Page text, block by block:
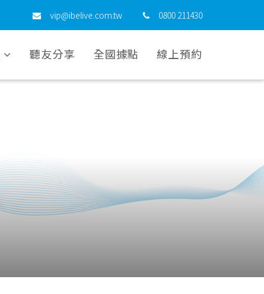
vip@ibelive.com.tw 0800 211430
聽友分享 全國據點 線上預約